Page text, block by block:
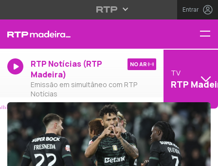
Entrar
RTP Notícias (RTP
Madeira)
Emissão em simultâneo com RTP
Notícias
NO AR
TV
RTP